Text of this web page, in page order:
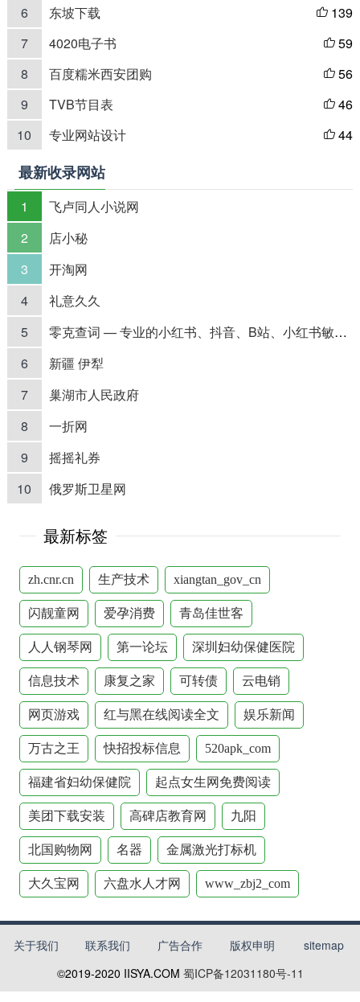
6
东坡下载  139
7
4020电子书  59
8
百度糯米西安团购  56
9
TVB节目表  46
10
专业网站设计  44
最新收录网站
1
飞卢同人小说网
2
店小秘
3
开淘网
4
礼意久久
5
零克查词 — 专业的小红书、抖音、B站、小红书敏感词检测工具
6
新疆 伊犁
7
巢湖市人民政府
8
一折网
9
摇摇礼券
10
俄罗斯卫星网
最新标签
zh.cnr.cn 生产技术 xiangtan_gov_cn
闪靓童网 爱孕消费 青岛佳世客
人人钢琴网 第一论坛 深圳妇幼保健医院
信息技术 康复之家 可转债 云电销
网页游戏 红与黑在线阅读全文 娱乐新闻
万古之王 快招投标信息 520apk_com
福建省妇幼保健院 起点女生网免费阅读
美团下载安装 高碑店教育网 九阳
北国购物网 名器 金属激光打标机
大久宝网 六盘水人才网 www_zbj2_com
关于我们 联系我们 广告合作 版权申明
sitemap
©2019-2020 IISYA.COM 蜀ICP备12031180号-11